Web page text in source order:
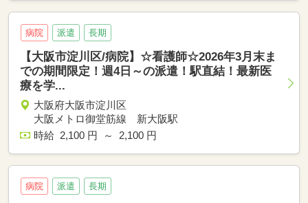
病院 派遣 長期
【大阪市淀川区/病院】☆看護師☆2026年3月末ま
での期間限定！週4日～の派遣！駅直結！最新医
療を学...
大阪府大阪市淀川区
大阪メトロ御堂筋線 新大阪駅
時給 2,100 円 ～ 2,100 円
病院 派遣 長期